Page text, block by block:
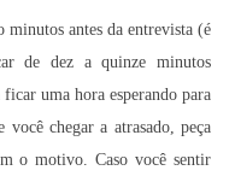
antes da entrevista (é
de dez a quinze minutos
uma hora esperando para
chegar a atrasado, peça
o motivo. Caso você sentir